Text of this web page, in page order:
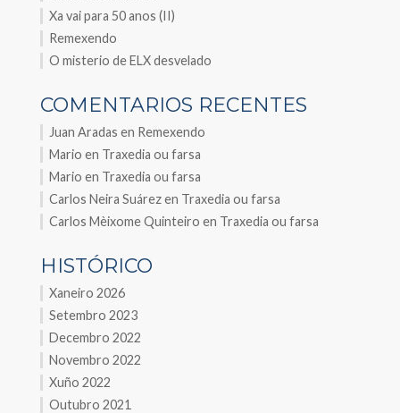
Xa vai para 50 anos (II)
Remexendo
O misterio de ELX desvelado
COMENTARIOS RECENTES
Juan Aradas en Remexendo
Mario en Traxedia ou farsa
Mario en Traxedia ou farsa
Carlos Neira Suárezen Traxedia ou farsa
Carlos Mèixome Quinteiro en Traxedia ou farsa
HISTÓRICO
Xaneiro 2026
Setembro 2023
Decembro 2022
Novembro 2022
Xuño 2022
Outubro 2021